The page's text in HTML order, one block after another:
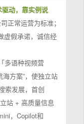
动，靠实例说
正常运营为标准；
虚假承诺，诚信经
多语种视频营
方案”，使独立站
索发展，首创
站 + 高质量信息
，Copilot和